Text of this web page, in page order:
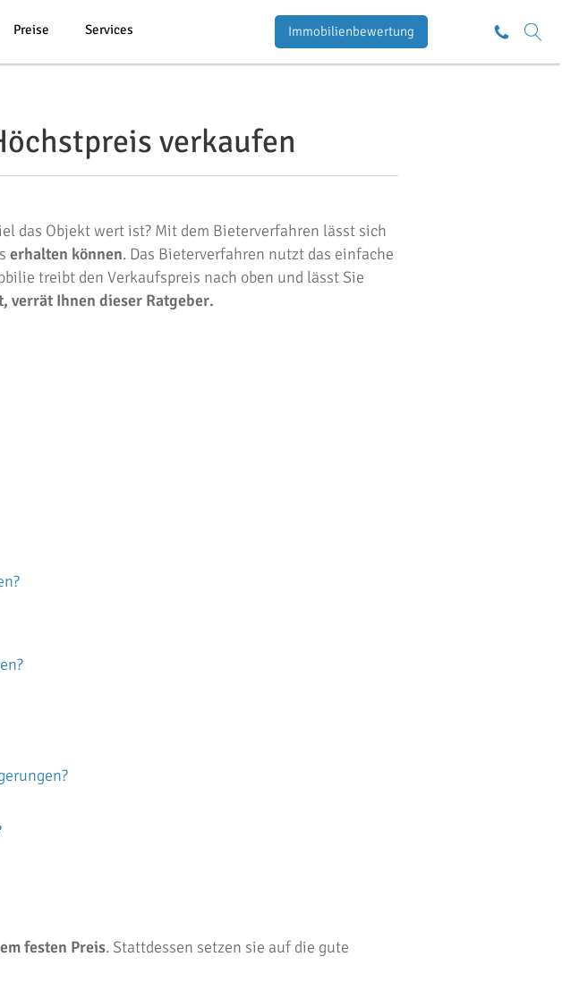
Preise Services Immobilienbewertung
verkaufen
das Objekt wert ist? Mit dem Bieterverfahren lässt sich
erhalten können. Das Bieterverfahren nutzt das einfache
treibt den Verkaufspreis nach oben und lässt Sie
verrät Ihnen dieser Ratgeber.
festen Preis. Stattdessen setzen sie auf die gute